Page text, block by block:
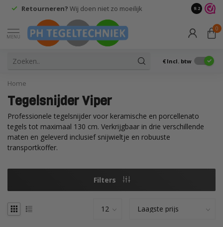
Retourneren? Wij doen niet zo moeilijk 9.2
MENU
0
€ Incl. btw
Home
Tegelsnijder Viper
Professionele tegelsnijder voor keramische en porcellenato
tegels tot maximaal 130 cm. Verkrijgbaar in drie verschillende
maten en geleverd inclusief snijwieltje en robuuste
transportkoffer.
Filters